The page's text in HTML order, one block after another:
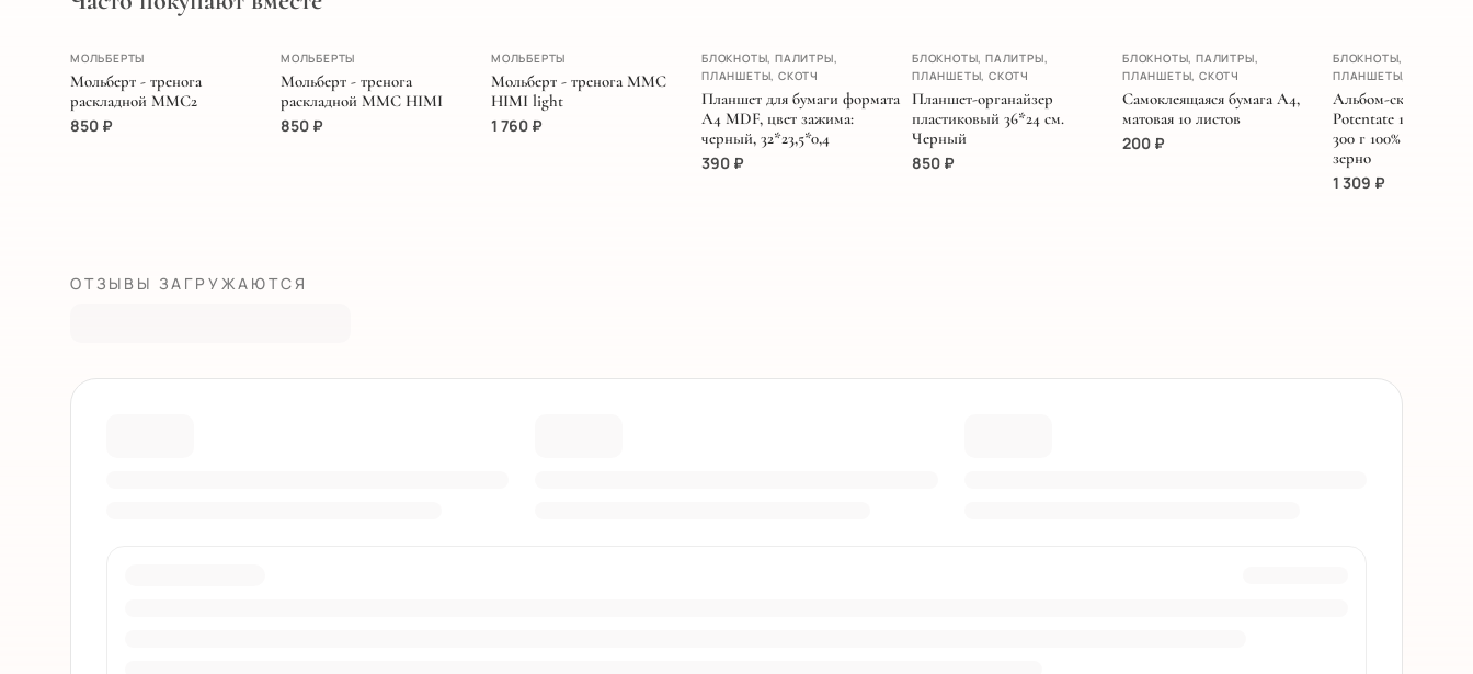
МОЛЬБЕРТЫ
Мольберт - тренога
раскладной MMC2
850 ₽
МОЛЬБЕРТЫ
Мольберт - тренога
раскладной MMC HIMI
850 ₽
МОЛЬБЕРТЫ
Мольберт - тренога MMC
HIMI light
1 760 ₽
НОВИНКА
БЛОКНОТЫ, ПАЛИТРЫ,
ПЛАНШЕТЫ, СКОТЧ
Планшет для бумаги формата
А4 MDF, цвет зажима:
черный, 32*23,5*0,4
390 ₽
БЛОКНОТЫ, ПАЛИТРЫ,
ПЛАНШЕТЫ, СКОТЧ
Планшет-органайзер
пластиковый 36*24 см.
Черный
850 ₽
БЛОКНОТЫ, ПАЛИТРЫ,
ПЛАНШЕТЫ, СКОТЧ
Самоклеящаяся бумага А4,
матовая 10 листов
200 ₽
БЛОКНОТЫ, ПАЛИТРЫ,
ПЛАНШЕТЫ, СКОТЧ
Альбом-склейка для
Potentate 16К.
300 г 100% хлопок,
зерно
1 309 ₽
ОТЗЫВЫ ЗАГРУЖАЮТСЯ